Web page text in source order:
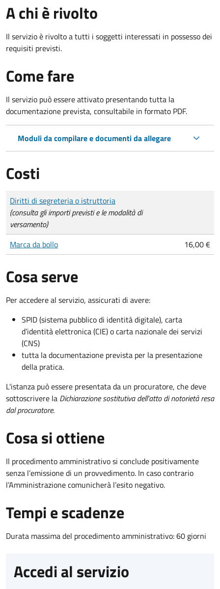
A chi è rivolto
Il servizio è rivolto a tutti i soggetti interessati in possesso dei
requisiti previsti.
Come fare
Il servizio può essere attivato presentando tutta la
documentazione prevista, consultabile in formato PDF.
Moduli da compilare e documenti da allegare
Costi
Tipo di pagamento
Importo
Diritti di segreteria o istruttoria
(consulta gli importi previsti e le modalità di
versamento)
Marca da bollo
16,00 €
Cosa serve
Per accedere al servizio, assicurati di avere:
SPID (sistema pubblico di identità digitale), carta
d’identità elettronica (CIE) o carta nazionale dei servizi
(CNS)
tutta la documentazione prevista per la presentazione
della pratica.
L'istanza può essere presentata da un procuratore, che deve
sottoscrivere la Dichiarazione sostitutiva dell'atto di notorietà resa
dal procuratore.
Cosa si ottiene
Il procedimento amministrativo si conclude positivamente
senza l’emissione di un provvedimento. In caso contrario
l’Amministrazione comunicherà l’esito negativo.
Tempi e scadenze
Durata massima del procedimento amministrativo: 60 giorni
Accedi al servizio